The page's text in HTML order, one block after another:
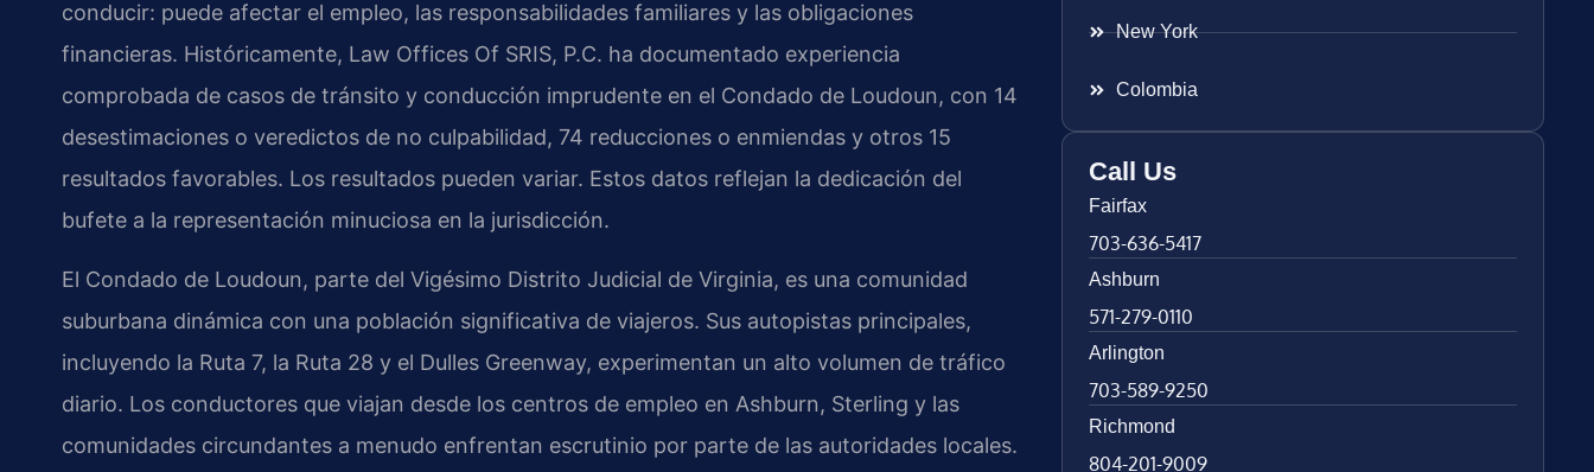
conducir: puede afectar el empleo, las responsabilidades familiares y las obligaciones
financieras. Históricamente, Law Offices Of SRIS, P.C. ha documentado experiencia
comprobada de casos de tránsito y conducción imprudente en el Condado de Loudoun, con 14
desestimaciones o veredictos de no culpabilidad, 74 reducciones o enmiendas y otros 15
resultados favorables. Los resultados pueden variar. Estos datos reflejan la dedicación del
bufete a la representación minuciosa en la jurisdicción.
El Condado de Loudoun, parte del Vigésimo Distrito Judicial de Virginia, es una comunidad
suburbana dinámica con una población significativa de viajeros. Sus autopistas principales,
incluyendo la Ruta 7, la Ruta 28 y el Dulles Greenway, experimentan un alto volumen de tráfico
diario. Los conductores que viajan desde los centros de empleo en Ashburn, Sterling y las
comunidades circundantes a menudo enfrentan escrutinio por parte de las autoridades locales.
New York
Colombia
Call Us
Fairfax
703-636-5417
Ashburn
571-279-0110
Arlington
703-589-9250
Richmond
804-201-9009